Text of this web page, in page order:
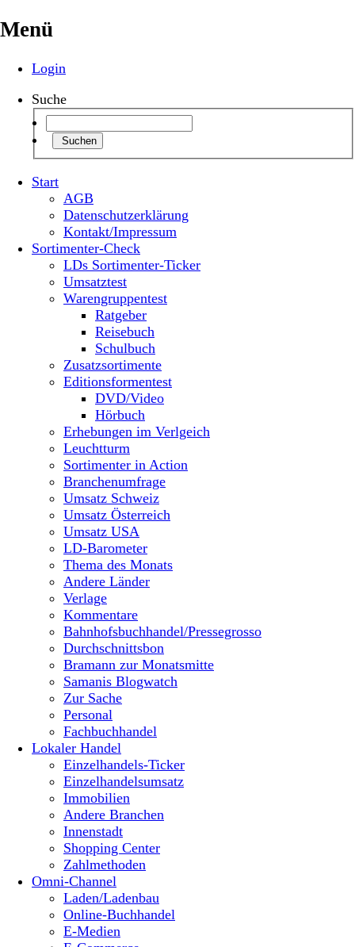
Menü
Login
Suche
Suchen
Start
AGB
Datenschutzerklärung
Kontakt/Impressum
Sortimenter-Check
LDs Sortimenter-Ticker
Umsatztest
Warengruppentest
Ratgeber
Reisebuch
Schulbuch
Zusatzsortimente
Editionsformentest
DVD/Video
Hörbuch
Erhebungen im Verlgeich
Leuchtturm
Sortimenter in Action
Branchenumfrage
Umsatz Schweiz
Umsatz Österreich
Umsatz USA
LD-Barometer
Thema des Monats
Andere Länder
Verlage
Kommentare
Bahnhofsbuchhandel/Pressegrosso
Durchschnittsbon
Bramann zur Monatsmitte
Samanis Blogwatch
Zur Sache
Personal
Fachbuchhandel
Lokaler Handel
Einzelhandels-Ticker
Einzelhandelsumsatz
Immobilien
Andere Branchen
Innenstadt
Shopping Center
Zahlmethoden
Omni-Channel
Laden/Ladenbau
Online-Buchhandel
E-Medien